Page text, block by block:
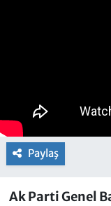
Paylaş
Ak Parti Genel